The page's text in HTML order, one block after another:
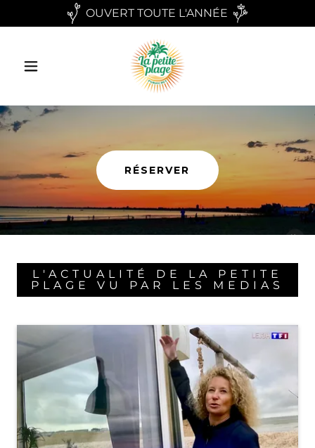
OUVERT TOUTE L'ANNÉE
RÉSERVER
L'ACTUALITÉ DE LA PETITE
PLAGE VU PAR LES MEDIAS